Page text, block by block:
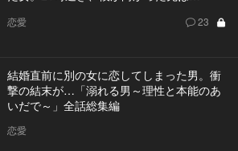
恋愛 23
結婚直前に別の女に恋してしまった男。衝
撃の結末が…「溺れる男～理性と本能のあ
いだで～」全話総集編
恋愛